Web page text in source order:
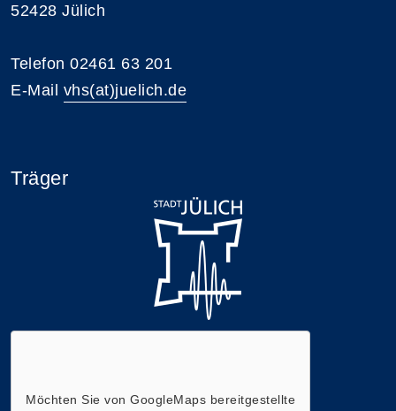
52428 Jülich
Telefon 02461 63 201
E-Mail vhs(at)juelich.de
Träger
Möchten Sie vonGoogleMaps bereitgestellte